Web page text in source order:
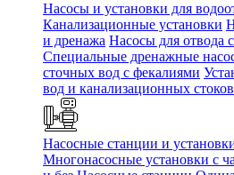
Насосы и установки для
Канализационные установки
и дренажа Насосы для отвода
Специальные дренажные
сточных вод c фекалиями
вод и канализационных стоков
Насосные станции и
Многонасосные установки с